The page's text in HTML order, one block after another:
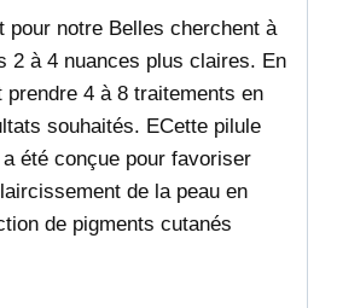
pour notre Belles cherchent à
2 à 4 nuances plus claires. En
prendre 4 à 8 traitements en
souhaités. ECette pilule
été conçue pour favoriser
de la peau en
de pigments cutanés